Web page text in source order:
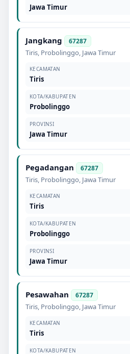
Jawa Timur
Jangkang 67287
Tiris, Probolinggo, Jawa Timur
KECAMATAN
Tiris
KOTA/KABUPATEN
Probolinggo
PROVINSI
Jawa Timur
Pegadangan 67287
Tiris, Probolinggo, Jawa Timur
KECAMATAN
Tiris
KOTA/KABUPATEN
Probolinggo
PROVINSI
Jawa Timur
Pesawahan 67287
Tiris, Probolinggo, Jawa Timur
KECAMATAN
Tiris
KOTA/KABUPATEN